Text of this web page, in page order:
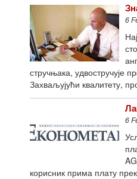
6
стручњака, удвостручује
Захваљујући квалитету,
6
корисник прима плату